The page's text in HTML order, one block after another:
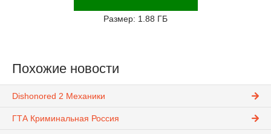
Размер: 1.88 ГБ
Похожие новости
Dishonored 2 Механики
ГТА Криминальная Россия